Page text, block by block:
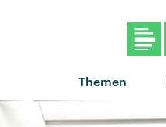
Themen